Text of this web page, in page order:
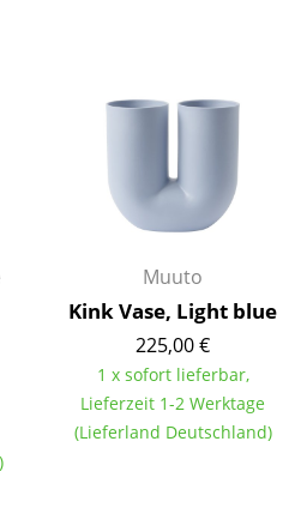
Muuto
Kink Vase, Light blue
225,00 €
1 x sofort lieferbar,
Lieferzeit 1-2 Werktage
(Lieferland Deutschland)